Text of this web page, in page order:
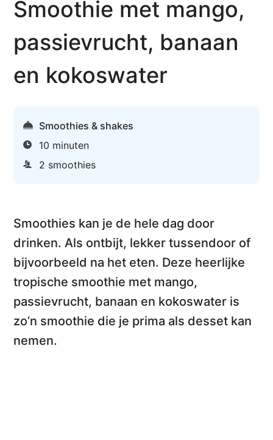
Smoothie met mango,
passievrucht, banaan
en kokoswater
Smoothies & shakes
10 minuten
2 smoothies
Smoothies kan je de hele dag door
drinken. Als ontbijt, lekker tussendoor of
bijvoorbeeld na het eten. Deze heerlijke
tropische smoothie met mango,
passievrucht, banaan en kokoswater is
zo’n smoothie die je prima als desset kan
nemen.